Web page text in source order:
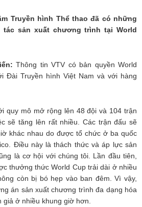
Truyền hình Thể thao đã có những
sản xuất chương trình tại World
Thông tin VTV có bản quyền World
Đài Truyền hình Việt Nam và với hàng
quy mô mở rộng lên 48 đội và 104 trận
sẽ tăng lên rất nhiều. Các trận đấu sẽ
khác nhau do được tổ chức ở ba quốc
Điều này là thách thức và áp lực sản
là cơ hội với chúng tôi. Lần đầu tiên,
thưởng thức World Cup trải dài ở nhiều
còn bị bó hẹp vào ban đêm. Vì vậy,
án sản xuất chương trình đa dạng hóa
giả ở nhiều khung giờ hơn.